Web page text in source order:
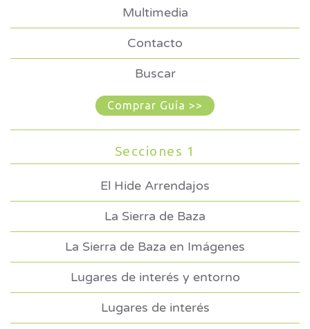
Multimedia
Contacto
Buscar
Comprar Guía >>
Secciones 1
El Hide Arrendajos
La Sierra de Baza
La Sierra de Baza en Imágenes
Lugares de interés y entorno
Lugares de interés